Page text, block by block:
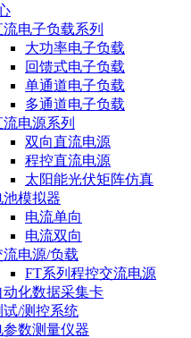
流电子负载系列
大功率电子负载
回馈式电子负载
单通道电子负载
多通道电子负载
流电源系列
双向直流电源
程控直流电源
太阳能光伏矩阵仿真
池模拟器
电流单向
电流双向
流电源/负载
FT系列程控交流电源
动化数据采集卡
试/测控系统
参数测量仪器